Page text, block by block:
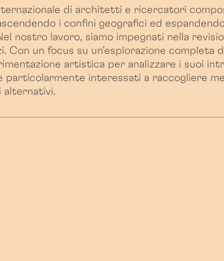
di architetti e ricercatori
i confini geografici ed
nostro lavoro, siamo impegnati nella
Con un focus su un’esplorazione completa
artistica per analizzare i suoi
particolarmente interessati a raccogliere
alternativi.